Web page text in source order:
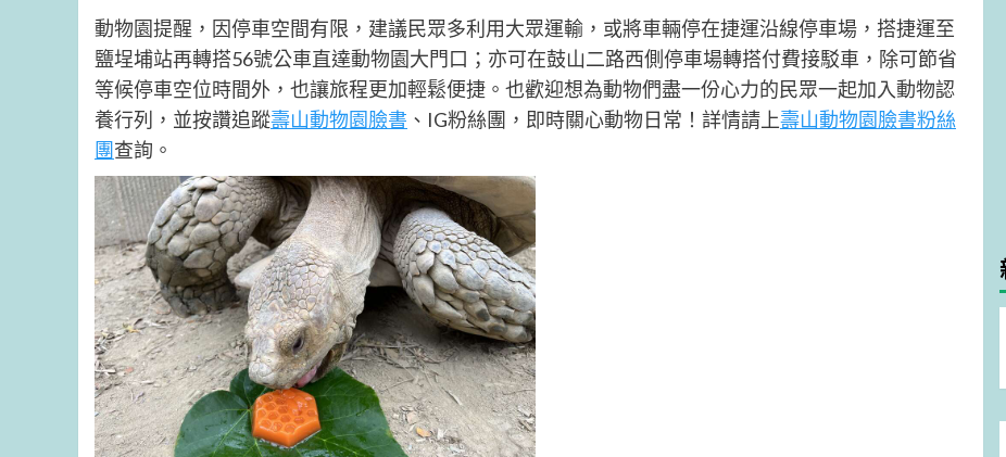
動物園提醒，因停車空間有限，建議民眾多利用大眾運輸，或將車輛停在捷運沿線停車場，搭捷運至
鹽埕埔站再轉搭56號公車直達動物園大門口；亦可在鼓山二路西側停車場轉搭付費接駁車，除可節省
等候停車空位時間外，也讓旅程更加輕鬆便捷。也歡迎想為動物們盡一份心力的民眾一起加入動物認
養行列，並按讚追蹤壽山動物園臉書 、IG粉絲團，即時關心動物日常！詳情請上壽山動物園臉書粉絲
團查詢。